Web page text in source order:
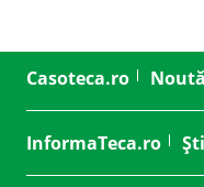
Casoteca.ro
InformaTeca.ro